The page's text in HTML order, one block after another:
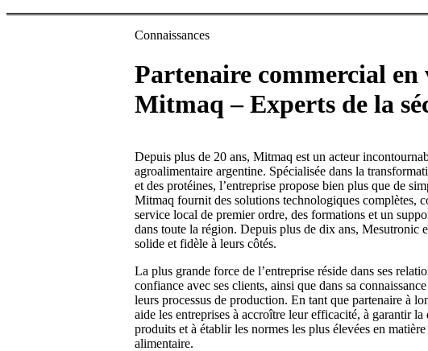
Connaissances
Partenaire commercial en
Mitmaq – Experts de la
Depuis plus de 20 ans, Mitmaq est un acteur
agroalimentaire argentine. Spécialisée dans la
et des protéines, l’entreprise propose bien plus que de
Mitmaq fournit des solutions technologiques complètes,
service local de premier ordre, des formations et un
dans toute la région. Depuis plus de dix ans, Mesutronic
solide et fidèle à leurs côtés.
La plus grande force de l’entreprise réside dans ses
confiance avec ses clients, ainsi que dans sa
leurs processus de production. En tant que partenaire à
aide les entreprises à accroître leur efficacité, à garantir la
produits et à établir les normes les plus élevées en
alimentaire.